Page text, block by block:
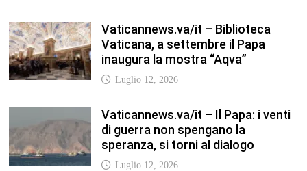
Vaticannews.va/it – Biblioteca
Vaticana, a settembre il Papa
inaugura la mostra “Aqva”
Luglio 12, 2026
Vaticannews.va/it – Il Papa: i venti
di guerra non spengano la
speranza, si torni al dialogo
Luglio 12, 2026